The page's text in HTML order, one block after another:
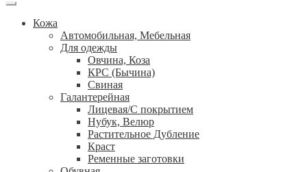
Кожа
Автомобильная, Мебельная
Для одежды
Овчина, Коза
КРС (Бычина)
Свиная
Галантерейная
Лицевая/С покрытием
Нубук, Велюр
Растительное Дубление
Краст
Ременные заготовки